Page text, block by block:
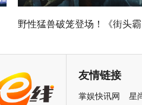
野性猛兽破笼登场！《街头霸
单人预告释出 杰森·莫玛回旋
招式炸裂
友情链接
掌娱快讯网
星